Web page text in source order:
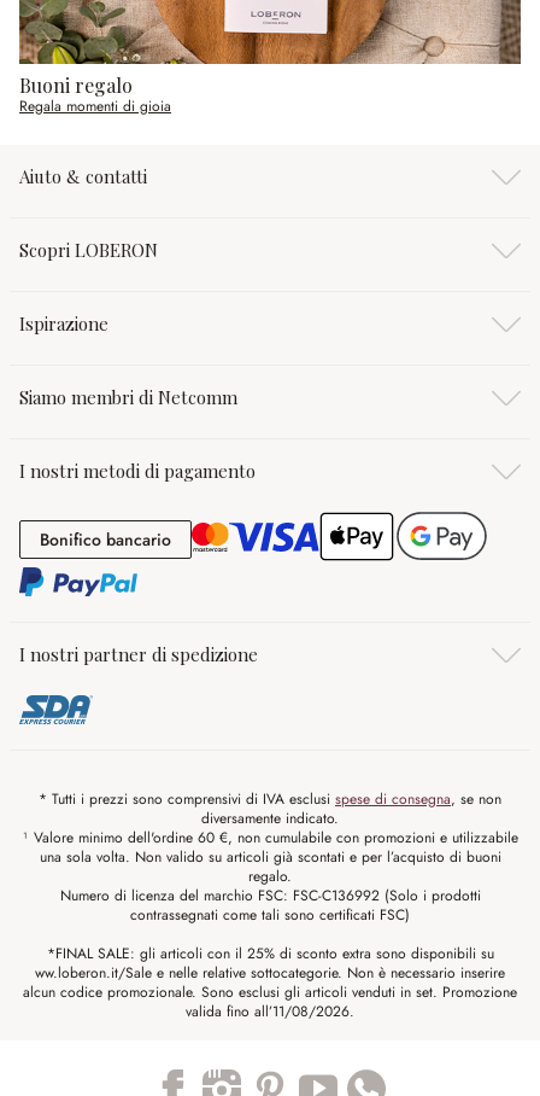
Buoni regalo
Regala momenti di gioia
Aiuto & contatti
Scopri LOBERON
Ispirazione
Siamo membri di Netcomm
I nostri metodi di pagamento
Bonifico bancarioBonifico bancario
I nostri partner di spedizione
* Tutti i prezzi sono comprensivi di IVA esclusi spese di consegna, se non
diversamente indicato.
¹ Valore minimo dell'ordine 60 €, non cumulabile con promozioni e utilizzabile
una sola volta. Non valido su articoli già scontati e per l’acquisto di buoni
regalo.
Numero di licenza del marchio FSC: FSC-C136992 (Solo i prodotti
contrassegnati come tali sono certificati FSC)
*FINAL SALE: gli articoli con il 25% di sconto extra sono disponibili su
ww.loberon.it/Sale e nelle relative sottocategorie. Non è necessario inserire
alcun codice promozionale. Sono esclusi gli articoli venduti in set. Promozione
valida fino all’11/08/2026.